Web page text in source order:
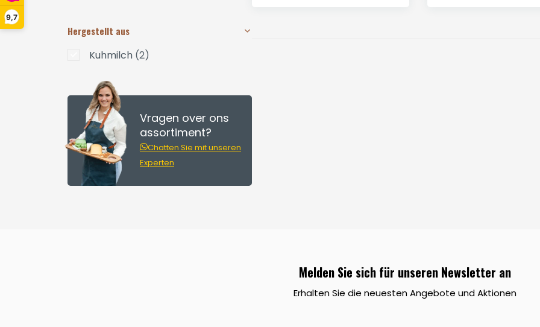
9,7
Hergestellt aus
Kuhmilch (2)
Vragen over ons
assortiment?
Chatten Sie mit unseren
Experten
Melden Sie sich für unseren Newsletter an
Erhalten Sie die neuesten Angebote und Aktionen